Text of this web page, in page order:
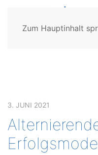
Zum Hauptinhalt
3. JUNI 2021